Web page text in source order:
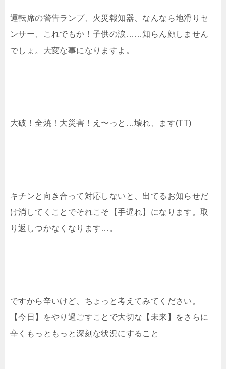
運転席の警告ランプ、火災報知器、なんなら地滑りセ
ンサー、これでもか！子供の涙……知らん顔しません
でしょ。大変な事になりますよ。
大破！全焼！大災害！え〜っと…壊れ、ます(TT)
キチンと向き合って対応しないと、出てるお知らせだ
け消してくことでそれこそ【手遅れ】になります。取
り返しつかなくなります…。
ですから辛いけど、ちょっと考えてみてください。
【今日】をやり過ごすことで大切な【未来】をさらに
辛くもっともっと深刻な状況にすること